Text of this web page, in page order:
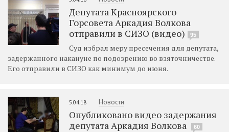
Депутата Красноярского
Горсовета Аркадия Волкова
отправили в СИЗО (видео)
95
Суд избрал меру пресечения для депутата,
задержанного накануне по подозрению во взяточничестве.
Его отправили в СИЗО как минимум до июня.
5.04.18 Новости
Опубликовано видео задержания
депутата Аркадия Волкова
60